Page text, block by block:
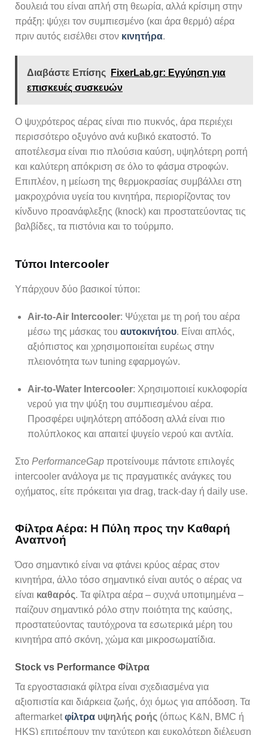
δουλειά του είναι απλή στη θεωρία, αλλά κρίσιμη στην
πράξη: ψύχει τον συμπιεσμένο (και άρα θερμό) αέρα
πριν αυτός εισέλθει στον κινητήρα.
Διαβάστε Επίσης
FixerLab.gr: Eγγύηση για
επισκευές συσκευών
Ο ψυχρότερος αέρας είναι πιο πυκνός, άρα περιέχει
περισσότερο οξυγόνο ανά κυβικό εκατοστό. Το
αποτέλεσμα είναι πιο πλούσια καύση, υψηλότερη ροπή
και καλύτερη απόκριση σε όλο το φάσμα στροφών.
Επιπλέον, η μείωση της θερμοκρασίας συμβάλλει στη
μακροχρόνια υγεία του κινητήρα, περιορίζοντας τον
κίνδυνο προανάφλεξης (knock) και προστατεύοντας τις
βαλβίδες, τα πιστόνια και το τούρμπο.
Τύποι Intercooler
Υπάρχουν δύο βασικοί τύποι:
Air-to-Air Intercooler: Ψύχεται με τη ροή του αέρα
μέσω της μάσκας του αυτοκινήτου. Είναι απλός,
αξιόπιστος και χρησιμοποιείται ευρέως στην
πλειονότητα των tuning εφαρμογών.
Air-to-Water Intercooler: Χρησιμοποιεί κυκλοφορία
νερού για την ψύξη του συμπιεσμένου αέρα.
Προσφέρει υψηλότερη απόδοση αλλά είναι πιο
πολύπλοκος και απαιτεί ψυγείο νερού και αντλία.
Στο PerformanceGap προτείνουμε πάντοτε επιλογές
intercooler ανάλογα με τις πραγματικές ανάγκες του
οχήματος, είτε πρόκειται για drag, track-day ή daily use.
Φίλτρα Αέρα: Η Πύλη προς την Καθαρή
Αναπνοή
Όσο σημαντικό είναι να φτάνει κρύος αέρας στον
κινητήρα, άλλο τόσο σημαντικό είναι αυτός ο αέρας να
είναι καθαρός. Τα φίλτρα αέρα – συχνά υποτιμημένα –
παίζουν σημαντικό ρόλο στην ποιότητα της καύσης,
προστατεύοντας ταυτόχρονα τα εσωτερικά μέρη του
κινητήρα από σκόνη, χώμα και μικροσωματίδια.
Stock vs Performance Φίλτρα
Τα εργοστασιακά φίλτρα είναι σχεδιασμένα για
αξιοπιστία και διάρκεια ζωής, όχι όμως για απόδοση. Τα
aftermarketφίλτρα υψηλής ροής (όπως K&N, BMC ή
HKS) επιτρέπουν την ταχύτερη και ευκολότερη διέλευση